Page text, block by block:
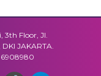
3th Floor, Jl.
JAKARTA.
6908980